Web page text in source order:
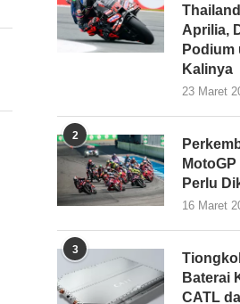
Aprilia,
Podium
Kalinya
23 Maret
2
Perlu
16 Maret
3
Baterai
CATL